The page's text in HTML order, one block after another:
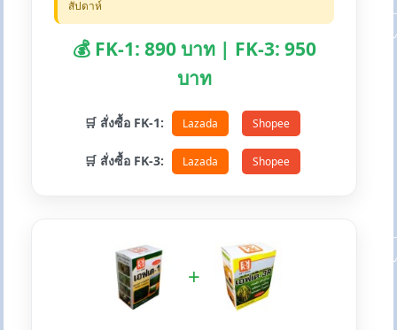
สัปดาห์
💰 FK-1: 890 บาท | FK-3: 950
บาท
🛒 สั่งซื้อ FK-1: Lazada Shopee
🛒 สั่งซื้อ FK-3: Lazada Shopee
+